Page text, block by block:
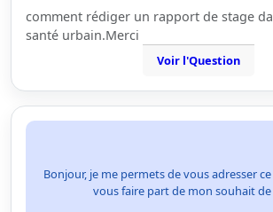
comment rédiger un rapport de stage
santé urbain.Merci
Voir l'Question
Bonjour, je me permets de vous adresser
vous faire part de mon souhait